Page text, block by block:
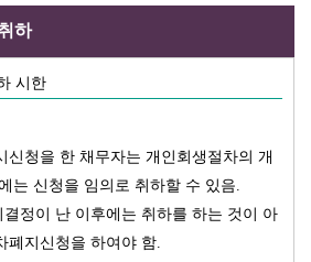
하
시한
신청을 한 채무자는 개인회생절차의 개
는 신청을 임의로 취하할 수 있음.
정이 난 이후에는 취하를 하는 것이 아
폐지신청을 하여야 함.